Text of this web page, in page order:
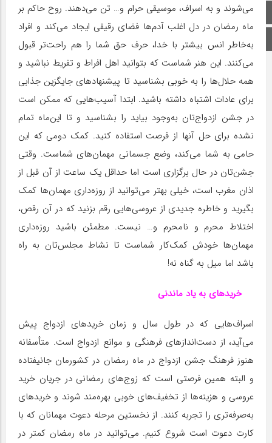
صفحه اصلی
اینستاگرام
می‌شوند و به اسراف، موسیقی حرام و… تن می‌دهند. روح حاکم بر
‌ماه رمضان در دل اغلب آدم‌ها فضای رقیقی ایجاد می‌کند و افراد
به‌خاطر انس بیشتر با خدا، حرف حق شما را هم راحت‌تر قبول
می‌کنند. این هنر شماست که بتوانید اهل افراط و تفریط نباشید و
همه حلال‌ها را به خوبی بشناسید تا پیشنهاد‌های جایگزین جذابی
برای عادات اشتباه داشته باشید. ابتدا آسیب‌هایی که ممکن است
در جشن ازدواج‌تان به‌وجود بیاید را بشناسید و تا این‌ماه تمام
نشده برای حل آنها از فرصت استفاده کنید. کمک دومی که این
حامی به شما می‌کند، وضع جسمانی مهمان‌های شماست. وقتی
جشن‌تان در حال برگزاری است اما حداقل یک ساعت از آن قبل از
اذان مغرب است، خیلی بهتر می‌توانید از روزه‌داری مهمان‌ها کمک
بگیرید و خاطره جدیدی از عروسی‌هایی رقم بزنید که در آن رقص،
اختلاط محرم و نامحرم و… نیست. مطمئن باشید روزه‌داری
مهمان‌ها خودش کمک‌کار شماست تا نشاط مجلس‌تان به راه
باشد اما میل به گناه نه!
خریدهای به یاد ماندنی
اسراف‌هایی که در طول سال و زمان خریدهای ازدواج پیش
می‌آید، از دست‌انداز‌های فرهنگی و موانع‌ ازدواج است. متأسفانه
هنوز فرهنگ جشن ازدواج در‌ ماه رمضان در کشورمان جانیفتاده
و البته همین فرصتی است که زوج‌های‌ رمضانی در جریان خرید
عروسی و هزینه‌ها از تخفیف‌های خوبی بهره‌مند شوند و خرید‌های
به‌صرفه‌تری را تجربه کنند. از نخستین مرحله دعوت مهمانان که با
کارت دعوت است شروع کنیم. می‌توانید در‌ ماه رمضان کمتر در